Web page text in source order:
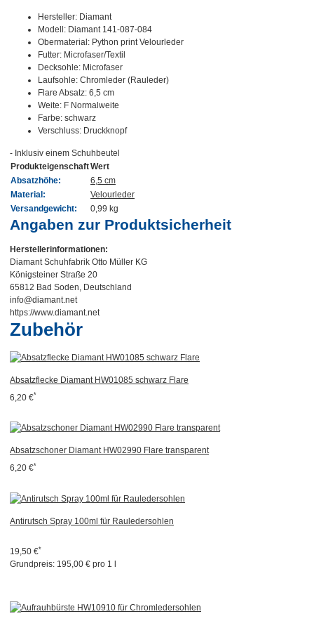
Hersteller: Diamant
Modell: Diamant 141-087-084
Obermaterial: Python print Velourleder
Futter: Microfaser/Textil
Decksohle: Microfaser
Laufsohle: Chromleder (Rauleder)
Flare Absatz: 6,5 cm
Weite: F Normalweite
Farbe: schwarz
Verschluss: Druckknopf
- Inklusiv einem Schuhbeutel
ProdukteigenschaftWert
Absatzhöhe:
6,5 cm
Material:
Velourleder
Versandgewicht:
0,99 kg
Angaben zur Produktsicherheit
Herstellerinformationen:
Diamant Schuhfabrik Otto Müller KG
Königsteiner Straße 20
65812 Bad Soden, Deutschland
info@diamant.net
https://www.diamant.net
Zubehör
Absatzflecke Diamant HW01085 schwarz Flare
6,20 €*
Absatzschoner Diamant HW02990 Flare transparent
6,20 €*
Antirutsch Spray 100ml für Rauledersohlen
19,50 €*
Grundpreis: 195,00 € pro 1 l